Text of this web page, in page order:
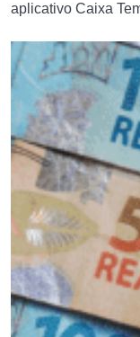
aplicativo Caixa